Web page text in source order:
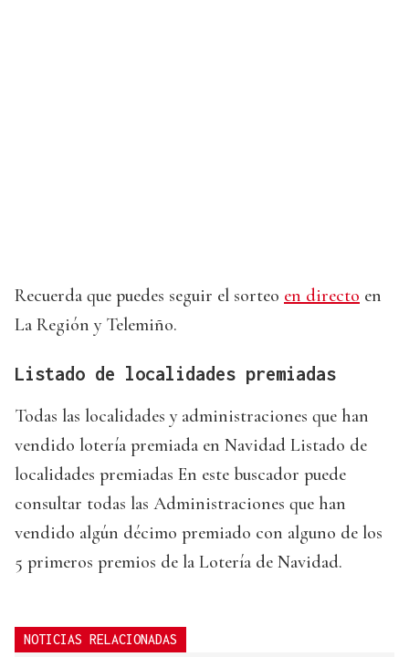
Recuerda que puedes seguir el sorteo en directo en
La Región y Telemiño.
Listado de localidades premiadas
Todas las localidades y administraciones que han
vendido lotería premiada en Navidad Listado de
localidades premiadas En este buscador puede
consultar todas las Administraciones que han
vendido algún décimo premiado con alguno de los
5 primeros premios de la Lotería de Navidad.
NOTICIAS RELACIONADAS